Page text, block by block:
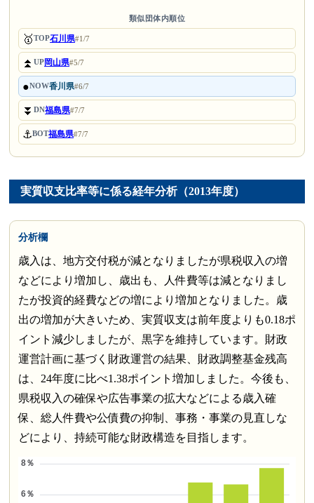
類似団体内順位
🥇TOP石川県#1/7
⏫UP岡山県#5/7
●NOW香川県#6/7
⏬DN福島県#7/7
⚓BOT福島県#7/7
実質収支比率等に係る経年分析（2013年度）
分析欄
歳入は、地方交付税が減となりましたが県税収入の増
などにより増加し、歳出も、人件費等は減となりまし
たが投資的経費などの増により増加となりました。歳
出の増加が大きいため、実質収支は前年度よりも0.18ポ
イント減少しましたが、黒字を維持しています。財政
運営計画に基づく財政運営の結果、財政調整基金残高
は、24年度に比べ1.38ポイント増加しました。今後も、
県税収入の確保や広告事業の拡大などによる歳入確
保、総人件費や公債費の抑制、事務・事業の見直しな
どにより、持続可能な財政構造を目指します。